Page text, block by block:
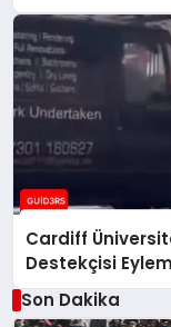
Cardiff
Destekçisi
Son Dakika